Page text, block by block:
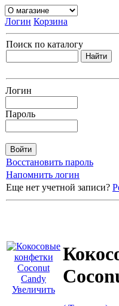
Логин Корзина
Поиск по каталогу
Логин
Пароль
Восстановить пароль
Напомнить логин
Еще нет учетной записи?
Увеличить